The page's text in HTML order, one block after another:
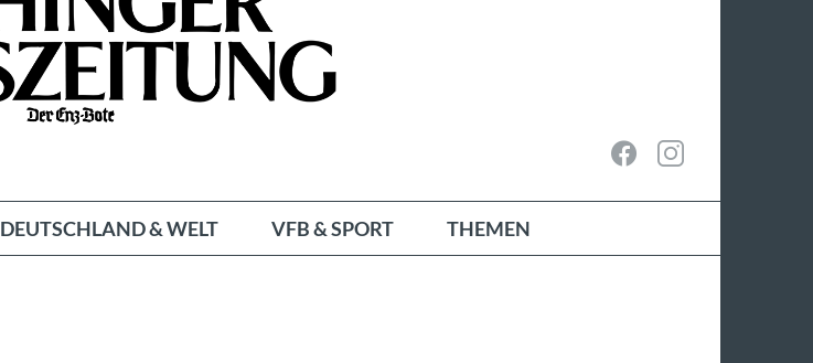
DEUTSCHLAND & WELT VFB & SPORT THEMEN